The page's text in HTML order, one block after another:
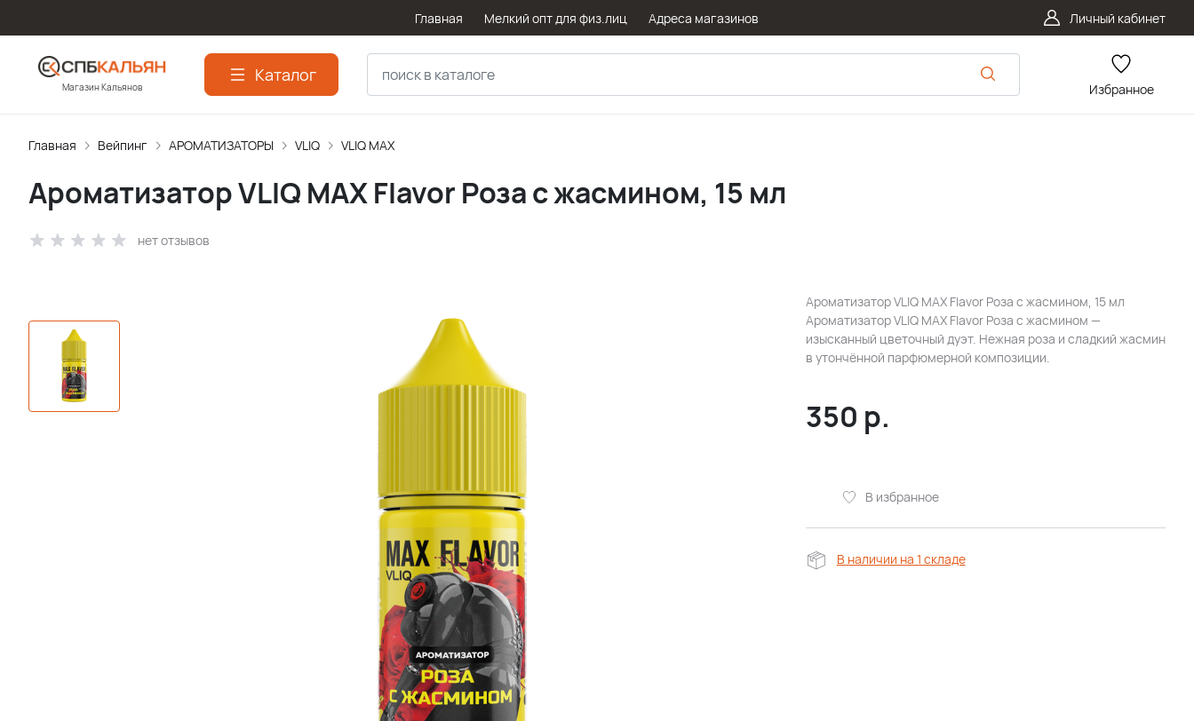
Главная Мелкий опт для физ.лиц Адреса магазинов Личный кабинет
Магазин Кальянов
Каталог
Избранное
Главная Вейпинг АРОМАТИЗАТОPЫ VLIQ VLIQ MAX
Ароматизатор VLIQ MAX Flavor Роза с жасмином, 15 мл
нет отзывов
Ароматизатор VLIQ MAX Flavor Роза с жасмином, 15 мл
Ароматизатор VLIQ MAX Flavor Роза с жасмином —
изысканный цветочный дуэт. Нежная роза и сладкий жасмин
в утончённой парфюмерной композиции.
350 р.
В избранное
В наличии на 1 складе